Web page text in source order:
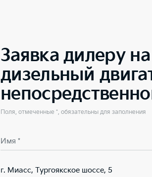
Заявка дилеру
дизельный
Поля, отмеченные *, обязательны для заполнения
Имя *
г. Миасс, Тургоякское шоссе, 5